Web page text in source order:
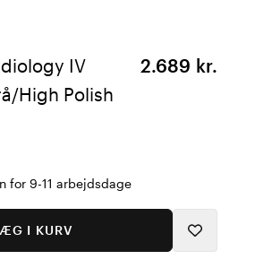
IV
High Polish
2.689 kr.
for 9-11 arbejdsdage
I KURV